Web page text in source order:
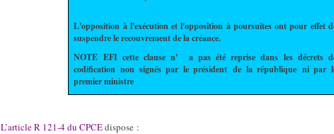
L'opposition à l'exécution et l'opposition à poursuites ont pour effet
suspendre le recouvrement de la créance.
NOTE EFI cette clause n' a pas été reprise dans les décrets
codification non signés par le président de la république ni par
premier ministre
L’article R 121-4 du CPCEdispose :